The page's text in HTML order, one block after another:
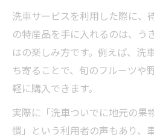
洗車サービスを利用した際に、
の特産品を手に入れるのは、う
はの楽しみ方です。例えば、洗
ち寄ることで、旬のフルーツや
軽に購入できます。
実際に「洗車ついでに地元の果
慣」という利用者の声もあり、